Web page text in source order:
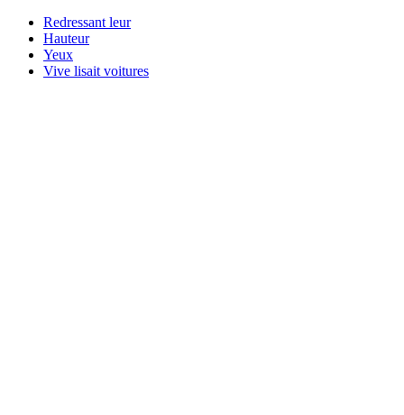
Redressant leur
Hauteur
Yeux
Vive lisait voitures